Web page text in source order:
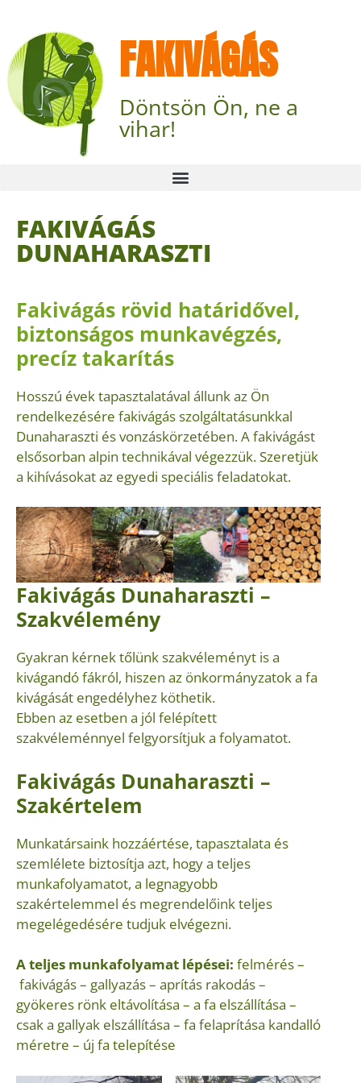
FAKIVÁGÁS
Döntsön Ön, ne a
vihar!
FAKIVÁGÁS
DUNAHARASZTI
Fakivágás rövid határidővel,
biztonságos munkavégzés,
precíz takarítás
Hosszú évek tapasztalatával állunk az Ön
rendelkezésére fakivágás szolgáltatásunkkal
Dunaharaszti és vonzáskörzetében. A fakivágást
elsősorban alpin technikával végezzük. Szeretjük
a kihívásokat az egyedi speciális feladatokat.
Fakivágás Dunaharaszti –
Szakvélemény
Gyakran kérnek tőlünk szakvéleményt is a
kivágandó fákról, hiszen az önkormányzatok a fa
kivágását engedélyhez köthetik.
Ebben az esetben a jól felépített
szakvéleménnyel felgyorsítjuk a folyamatot.
Fakivágás Dunaharaszti –
Szakértelem
Munkatársaink hozzáértése, tapasztalata és
szemlélete biztosítja azt, hogy a teljes
munkafolyamatot, a legnagyobb
szakértelemmel és megrendelőink teljes
megelégedésére tudjuk elvégezni.
A teljes munkafolyamat lépései: felmérés –
fakivágás – gallyazás – aprítás rakodás –
gyökeres rönk eltávolítása – a fa elszállítása –
csak a gallyak elszállítása – fa felaprítása kandalló
méretre – új fa telepítése